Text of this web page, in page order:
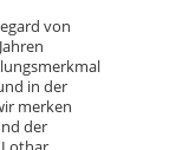
von
in der
merken
der